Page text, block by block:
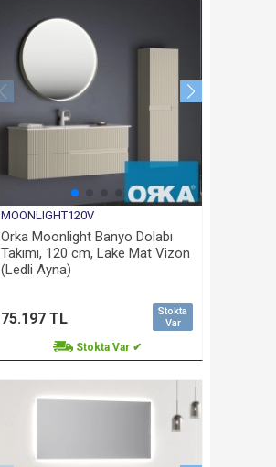
MOONLIGHT120V
Orka Moonlight Banyo Dolabı
Takımı, 120 cm, Lake Mat Vizon
(Ledli Ayna)
Stokta
Var
75.197 TL
Stokta Var ✔